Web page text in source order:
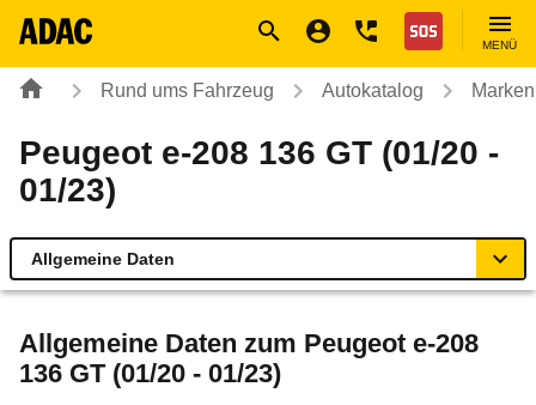
Nothilfe
MENÜ
Rund ums Fahrzeug Autokatalog
Peugeot e-208 136 GT (01/20 -
01/23)
Allgemeine Daten
Technische Daten
Allgemeine Daten zum Peugeot e-208
136 GT (01/20 - 01/23)